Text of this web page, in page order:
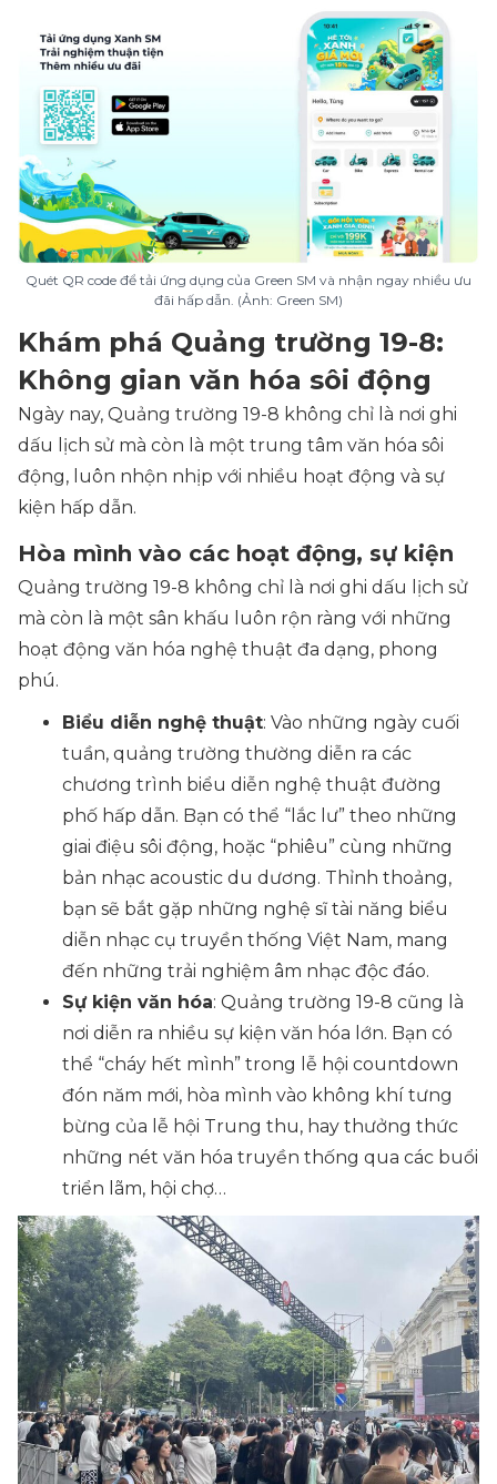
Quét QR code để tải ứng dụng của Green SM và nhận ngay nhiều ưu
đãi hấp dẫn. (Ảnh: Green SM)
Khám phá Quảng trường 19-8:
Không gian văn hóa sôi động
Ngày nay, Quảng trường 19-8 không chỉ là nơi ghi
dấu lịch sử mà còn là một trung tâm văn hóa sôi
động, luôn nhộn nhịp với nhiều hoạt động và sự
kiện hấp dẫn.
Hòa mình vào các hoạt động, sự kiện
Quảng trường 19-8 không chỉ là nơi ghi dấu lịch sử
mà còn là một sân khấu luôn rộn ràng với những
hoạt động văn hóa nghệ thuật đa dạng, phong
phú.
Biểu diễn nghệ thuật: Vào những ngày cuối
tuần, quảng trường thường diễn ra các
chương trình biểu diễn nghệ thuật đường
phố hấp dẫn. Bạn có thể “lắc lư” theo những
giai điệu sôi động, hoặc “phiêu” cùng những
bản nhạc acoustic du dương. Thỉnh thoảng,
bạn sẽ bắt gặp những nghệ sĩ tài năng biểu
diễn nhạc cụ truyền thống Việt Nam, mang
đến những trải nghiệm âm nhạc độc đáo.
Sự kiện văn hóa: Quảng trường 19-8 cũng là
nơi diễn ra nhiều sự kiện văn hóa lớn. Bạn có
thể “cháy hết mình” trong lễ hội countdown
đón năm mới, hòa mình vào không khí tưng
bừng của lễ hội Trung thu, hay thưởng thức
những nét văn hóa truyền thống qua các buổi
triển lãm, hội chợ…